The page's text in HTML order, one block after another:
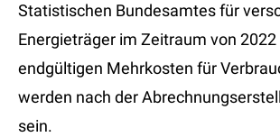
Statistischen Bundesamtes für
Energieträger im Zeitraum von 2022
endgültigen Mehrkosten für
werden nach der
sein.